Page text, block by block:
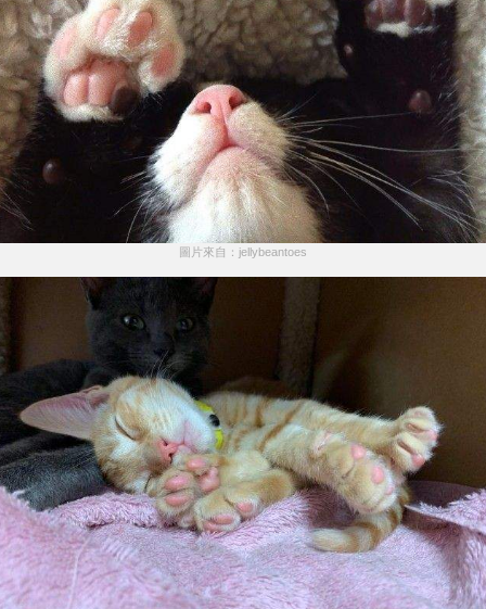
圖片來自：jellybeantoes